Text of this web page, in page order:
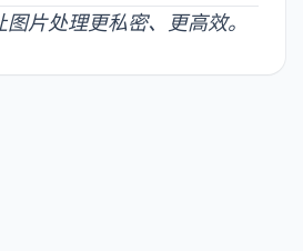
片处理更私密、更高效。